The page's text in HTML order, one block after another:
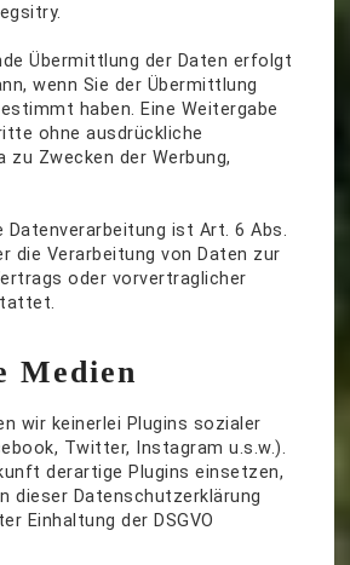
Übermittlung der Daten erfolgt
wenn Sie der Übermittlung
haben. Eine Weitergabe
ohne ausdrückliche
zu Zwecken der Werbung,
Datenverarbeitung ist Art. 6 Abs.
die Verarbeitung von Daten zur
oder vorvertraglicher
Medien
wir keinerlei Plugins sozialer
Twitter, Instagram u.s.w.).
derartige Plugins einsetzen,
dieser Datenschutzerklärung
Einhaltung der DSGVO